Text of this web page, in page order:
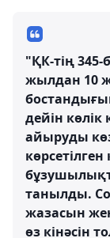
"ҚК-тің 345-
жылдан 10
дейін
айыруды
танылды.
жазасын
өз кінәсін